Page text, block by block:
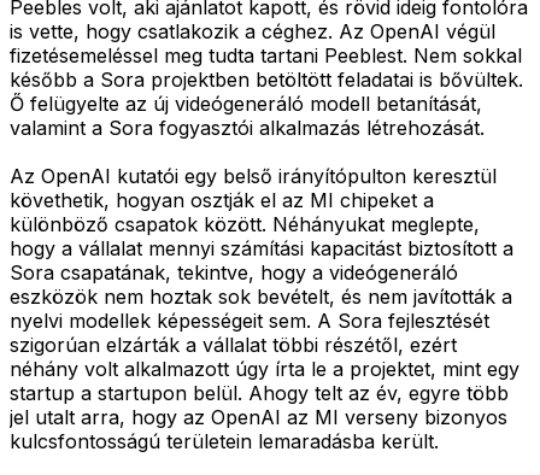
Peebles volt, aki ajánlatot kapott, és rövid ideig fontolóra
is vette, hogy csatlakozik a céghez. Az OpenAI végül
fizetésemeléssel meg tudta tartani Peeblest. Nem sokkal
később a Sora projektben betöltött feladatai is bővültek.
Ő felügyelte az új videógeneráló modell betanítását,
valamint a Sora fogyasztói alkalmazás létrehozását.
Az OpenAI kutatói egy belső irányítópulton keresztül
követhetik, hogyan osztják el az MI chipeket a
különböző csapatok között. Néhányukat meglepte,
hogy a vállalat mennyi számítási kapacitást biztosított a
Sora csapatának, tekintve, hogy a videógeneráló
eszközök nem hoztak sok bevételt, és nem javították a
nyelvi modellek képességeit sem. A Sora fejlesztését
szigorúan elzárták a vállalat többi részétől, ezért
néhány volt alkalmazott úgy írta le a projektet, mint egy
startup a startupon belül. Ahogy telt az év, egyre több
jel utalt arra, hogy az OpenAI az MI verseny bizonyos
kulcsfontosságú területein lemaradásba került.